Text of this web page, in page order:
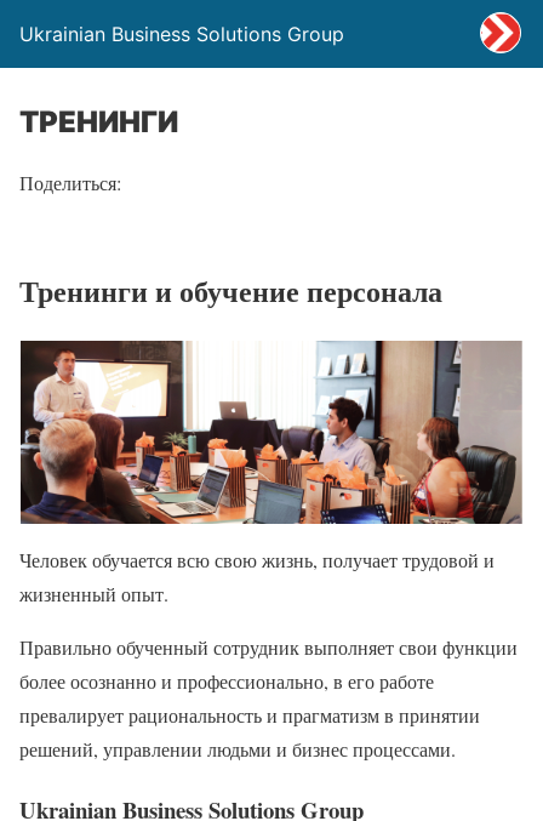
Ukrainian Business Solutions Group
ТРЕНИНГИ
Поделиться:
Тренинги и обучение персонала
Человек обучается всю свою жизнь, получает трудовой и
жизненный опыт.
Правильно обученный сотрудник выполняет свои функции
более осознанно и профессионально, в его работе
превалирует рациональность и прагматизм в принятии
решений, управлении людьми и бизнес процессами.
Ukrainian Business Solutions Group